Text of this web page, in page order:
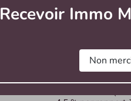
construction en
Recevoir Immo
Non